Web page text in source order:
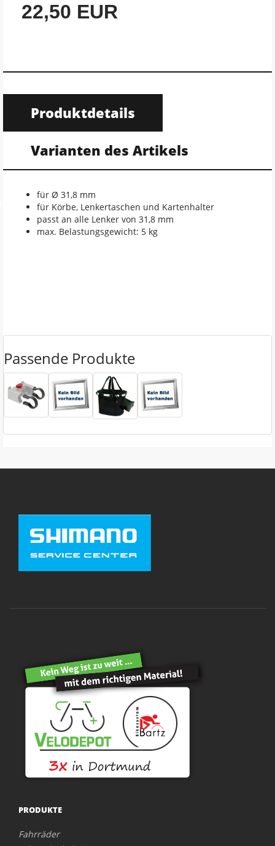
22,50 EUR
Produktdetails
Varianten des Artikels
für Ø 31,8 mm
für Körbe, Lenkertaschen und Kartenhalter
passt an alle Lenker von 31,8 mm
max. Belastungsgewicht: 5 kg
Passende Produkte
PRODUKTE
Fahrräder